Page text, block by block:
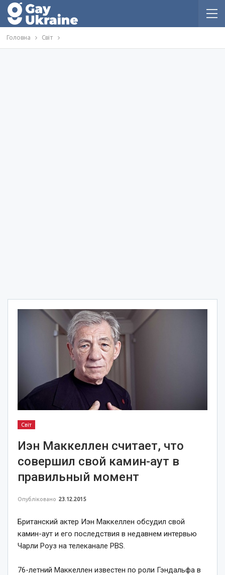
Головна Світ
Світ
Иэн Маккеллен считает, что
совершил свой камин-аут в
правильный момент
Опубліковано 23.12.2015
Британский актер Иэн Маккеллен обсудил свой
камин-аут и его последствия в недавнем интервью
Чарли Роуз на телеканале PBS.
76-летний Маккеллен известен по роли Гэндальфа в